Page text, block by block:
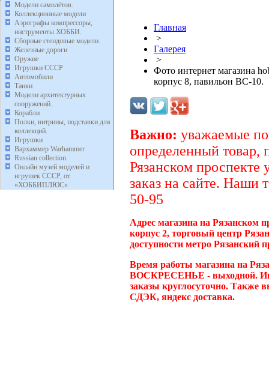
Модели самолётов.
Коллекционные модели
Аэрографы компрессоры,
инструменты ХОББИ.
Сборные стендовые модели.
Железные дороги
Оружие
Игрушки СССР
Автомобили
Танки
Модели архитектурных
сооружений.
Корабли
Полки, витрины, подставки для
коллекций.
Игрушки
Вархаммер Warhammer
Russian collection.
Онлайн музей моделей и
игрушек СССР, от
«ХОББИПЛЮС»
Главная
>
Галерея
>
Фото интернет магазина
корпус 8, павильон BC-10.
Важно: уважаемые
определенный товар,
Рязанском проспекте
заказ на сайте. Наши
50-95
Адрес магазина на Рязанском
корпус 2, торговый центр
доступности метро Рязанский
Время работы магазина на
ВОСКРЕСЕНЬЕ - выходной.
заказы круглосуточно. Также
СДЭК, яндекс доставка.